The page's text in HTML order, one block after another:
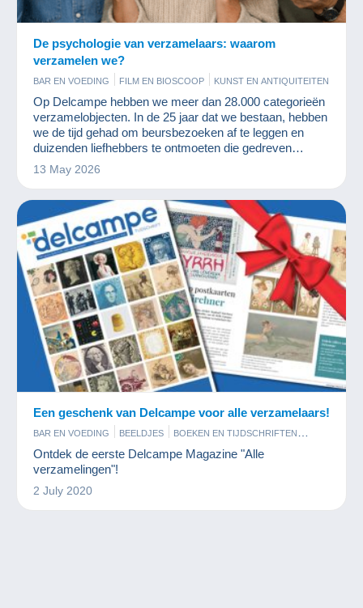
De psychologie van verzamelaars: waarom
verzamelen we?
BAR EN VOEDING FILM EN BIOSCOOP
KUNST EN ANTIQUITEITEN
MILITAIR
MUNTEN EN BANKBILJETTEN
OUDE DOCUMENTEN
PARFUM
POSTKAARTEN POSTZEGELS
RECLAME
SPELLETJES
STRIPVERHALEN VINYLPLATEN
Op Delcampe hebben we meer dan 28.000 categorieën
verzamelobjecten. In de 25 jaar dat we bestaan, hebben
we de tijd gehad om beursbezoeken af te leggen en
duizenden liefhebbers te ontmoeten die gedreven
worden door hetzelfde plezier: het verzamelen.
13 May 2026
Een geschenk van Delcampe voor alle verzamelaars!
BAR EN VOEDING BEELDJES
BOEKEN EN TIJDSCHRIFTEN
FILM EN BIOSCOOP
FOTOGRAFIE
GELUKSBRENGERS
JUWELEN
KUNST EN ANTIQUITEITEN
MODERNE VERZAMELKAARTEN
Ontdek de eerste Delcampe Magazine "Alle
verzamelingen"!
2 July 2020